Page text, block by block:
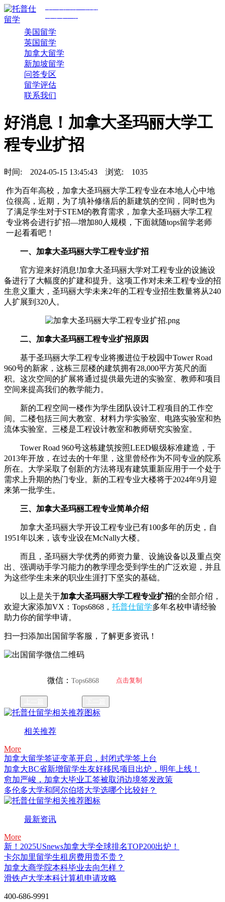
美国留学
英国留学
加拿大留学
新加坡留学
问答专区
留学评估
联系我们
好消息！加拿大圣玛丽大学工
程专业扩招
时间: 2024-05-15 13:45:43 浏览: 1035
作为百年高校，加拿大圣玛丽大学工程专业在本地人心中地
位很高，近期，为了填补修缮后的新建筑的空间，同时也为
了满足学生对于STEM的教育需求，加拿大圣玛丽大学工程
专业将会进行扩招—增加80人规模，下面就随tops留学老师
一起看看吧！
一、加拿大圣玛丽大学工程专业扩招
官方迎来好消息!加拿大圣玛丽大学对工程专业的设施设
备进行了大幅度的扩建和提升。这项工作对未来工程专业的招
生意义重大，圣玛丽大学未来2年的工程专业招生数量将从240
人扩展到320人。
二、加拿大圣玛丽工程专业扩招原因
基于圣玛丽大学工程专业将搬进位于校园中Tower Road
960号的新家，这栋三层楼的建筑拥有28,000平方英尺的面
积。这次空间的扩展将通过提供最先进的实验室、教师和项目
空间来提高我们的教学能力。
新的工程空间一楼作为学生团队设计工程项目的工作空
间。二楼包括三间大教室、材料力学实验室、电路实验室和热
流体实验室。三楼是工程设计教室和教师研究实验室。
Tower Road 960号这栋建筑按照LEED银级标准建造，于
2013年开放，在过去的十年里，这里曾经作为不同专业的院系
所在。大学采取了创新的方法将现有建筑重新应用于一个处于
需求上升期的热门专业。新的工程专业大楼将于2024年9月迎
来第一批学生。
三、加拿大圣玛丽工程专业简单介绍
加拿大圣玛丽大学开设工程专业已有100多年的历史，自
1951年以来，该专业设在McNally大楼。
而且，圣玛丽大学优秀的师资力量、设施设备以及重点突
出、强调动手学习能力的教学理念受到学生的广泛欢迎，并且
为这些学生未来的职业生涯打下坚实的基础。
以上是关于加拿大圣玛丽大学工程专业扩招的全部介绍，
欢迎大家添加VX：Tops6868， 托普仕留学多年名校申请经验
助力你的留学申请。
扫一扫添加出国留学客服，了解更多资讯！
微信：Tops6868 点击复制
相关推荐
More
加拿大留学签证变革开启，封闭式学签上台
加拿大BC省新增留学生友好移民项目出炉，明年上线！
愈加严峻，加拿大毕业工签被取消边境签发政策
多伦多大学和阿尔伯塔大学选哪个比较好？
最新资讯
More
新！2025USnews加拿大学全球排名TOP200出炉！
卡尔加里留学生租房费用贵不贵？
加拿大商学院本科毕业去向怎样？
滑铁卢大学本科计算机申请攻略
400-686-9991